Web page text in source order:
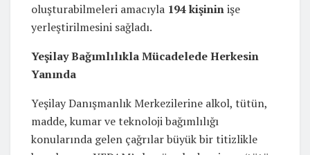
oluşturabilmeleri amacıyla 194 kişininişe
yerleştirilmesini sağladı.
Yeşilay Bağımlılıkla Mücadelede Herkesin
Yanında
Yeşilay Danışmanlık Merkezilerine alkol, tütün,
madde, kumar ve teknoloji bağımlılığı
konularında gelen çağrılar büyük bir titizlikle